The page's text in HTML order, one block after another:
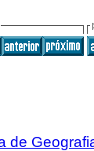
de